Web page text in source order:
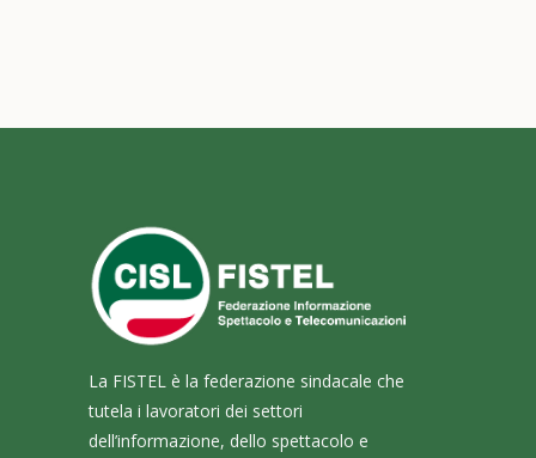
La FISTEL è la federazione sindacale che
tutela i lavoratori dei settori
dell’informazione, dello spettacolo e